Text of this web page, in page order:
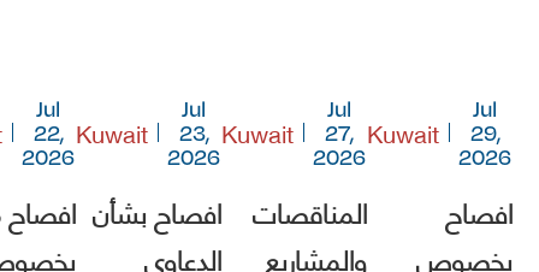
Jul
29,
2026
Kuwait
افصاح
بخصوص
Jul
27,
2026
Kuwait
المناقصات
والمشاريع
Jul
23,
2026
Kuwait
افصاح بشأن
الدعاوى
Jul
22,
2026